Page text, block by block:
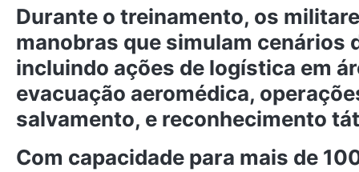
Durante o treinamento, os
manobras que simulam cenários
incluindo ações de logística em
evacuação aeromédica,
salvamento, e reconhecimento
Com capacidade para mais de